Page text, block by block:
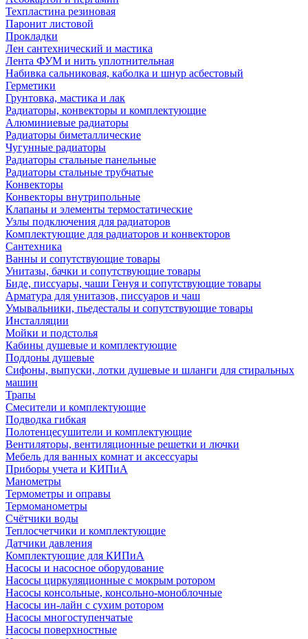
Техпластина резиновая
Паронит листовой
Прокладки
Лен сантехнический и мастика
Лента ФУМ и нить уплотнительная
Набивка сальниковая, каболка и шнур асбестовый
Герметики
Грунтовка, мастика и лак
Радиаторы, конвекторы и комплектующие
Алюминиевые радиаторы
Радиаторы биметаллические
Чугунные радиаторы
Радиаторы стальные панельные
Радиаторы стальные трубчатые
Конвекторы
Конвекторы внутрипольные
Клапаны и элементы термостатические
Узлы подключения для радиаторов
Комплектующие для радиаторов и конвекторов
Сантехника
Ванны и сопутствующие товары
Унитазы, бачки и сопутствующие товары
Биде, писсуары, чаши Генуя и сопутствующие товары
Арматура для унитазов, писсуаров и чаш
Умывальники, пьедесталы и сопутствующие товары
Инсталляции
Мойки и подстолья
Кабины душевые и комплектующие
Поддоны душевые
Сифоны, выпуски, лотки душевые и шланги для стиральных
машин
Трапы
Смесители и комплектующие
Подводка гибкая
Полотенцесушители и комплектующие
Вентиляторы, вентиляционные решетки и лючки
Мебель для ванных комнат и аксессуары
Приборы учета и КИПиА
Манометры
Термометры и оправы
Термоманометры
Счётчики воды
Теплосчетчики и комплектующие
Датчики давления
Комплектующие для КИПиА
Насосы и насосное оборудование
Насосы циркуляционные с мокрым ротором
Насосы консольные, консольно-моноблочные
Насосы ин-лайн с сухим ротором
Насосы многоступенчатые
Насосы поверхностные